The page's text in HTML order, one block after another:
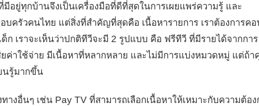
อยู่ทุกบ้านจึงเป็นเครื่องมือที่ดีที่สุดในการเผยแพร่ความรู้ และ
บครัวคนไทย แต่สิ่งที่สำคัญที่สุดคือ เนื้อหารายการ เราต้องการค
ก เราจะเห็นว่าปกติทีวีจะมี 2 รูปแบบ คือ ฟรีทีวี ที่มีรายได้จากการ
ค่าใช้จ่าย มีเนื้อหาที่หลากหลาย และไม่มีการแบ่งหมวดหมู่ แต่ถ้
นรู้มากขึ้น
างอื่นๆ เช่น Pay TV ที่สามารถเลือกเนื้อหาให้เหมาะกับความต้อง